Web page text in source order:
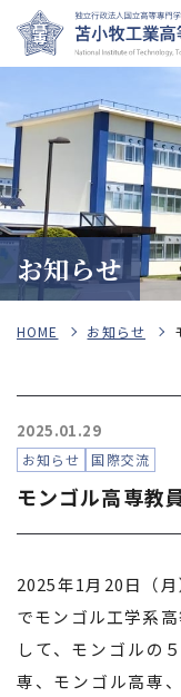
お知らせ
HOME お知らせ
2025.01.29
お知らせ 国際交流
モンゴル高専教
2025年1月20日（
でモンゴル工学系
して、モンゴルの
専、モンゴル高専